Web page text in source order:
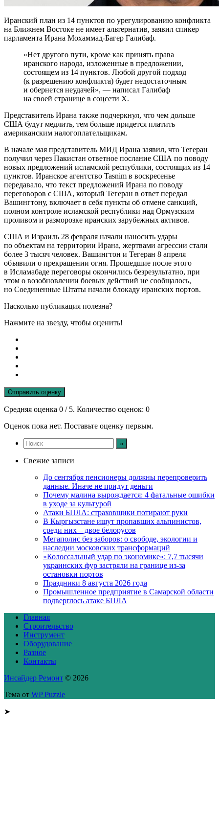
Иранский план из 14 пунктов по урегулированию конфликта
на Ближнем Востоке не имеет альтернатив, заявил спикер
парламента Ирана Мохаммад-Багер Галибаф.
«Нет другого пути, кроме как принять права
иранского народа, изложенные в предложении,
состоящем из 14 пунктов. Любой другой подход
(к разрешению конфликта) будет недостаточным
и обернется неудачей», — написал Галибаф
на своей странице в соцсети X.
Представитель Ирана также подчеркнул, что чем дольше
США будут медлить, тем больше придется платить
американским налогоплательщикам.
В начале мая представитель МИД Ирана заявил, что Тегеран
получил через Пакистан ответное послание США по поводу
новых предложений исламской республики, состоящих из 14
пунктов. Иранское агентство Tasnim в воскресенье
передавало, что текст предложений Ирана по поводу
переговоров с США, который Тегеран в ответ передал
Вашингтону, включает в себя пункты об отмене санкций,
полном контроле исламской республики над Ормузским
проливом и разморозке иранских зарубежных активов.
США и Израиль 28 февраля начали наносить удары
по объектам на территории Ирана, жертвами агрессии стали
более 3 тысяч человек. Вашингтон и Тегеран 8 апреля
объявили о прекращении огня. Прошедшие после этого
в Исламабаде переговоры окончились безрезультатно, при
этом о возобновлении боевых действий не сообщалось,
но Соединенные Штаты начали блокаду иранских портов.
Насколько публикация полезна?
Нажмите на звезду, чтобы оценить!
Отправить оценку
Средняя оценка 0 / 5. Количество оценок: 0
Оценок пока нет. Поставьте оценку первым.
Свежие записи
До сентября пенсионеры должны перепроверить
данные. Иначе не придут деньги
Почему малина вырождается: 4 фатальные ошибки
в уходе за культурой
Атаки БПЛА: страховщики потирают руки
В Кыргызстане ищут пропавших альпинистов,
среди них – двое белорусов
Мегаполис без заборов: о свободе, экологии и
наследии московских трансформаций
«Колоссальный удар по экономике»: 7,7 тысячи
украинских фур застряли на границе из-за
остановки портов
Праздники 8 августа 2026 года
Промышленное предприятие в Самарской области
подверглось атаке БПЛА
Главная
Строительство
Инструмент
Оборудование
Разное
Контакты
Инсайдер Ремонт © 2026
Тема от WP Puzzle
➤